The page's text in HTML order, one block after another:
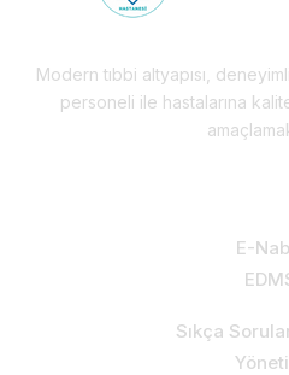
Modern tıbbi altyapısı,
personeli ile hastalarına
E-
Sıkça